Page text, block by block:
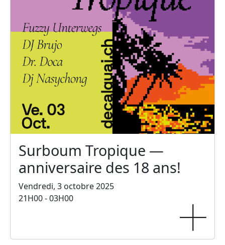
Surboum Tropique —
anniversaire des 18 ans!
Vendredi, 3 octobre 2025
21H00 - 03H00